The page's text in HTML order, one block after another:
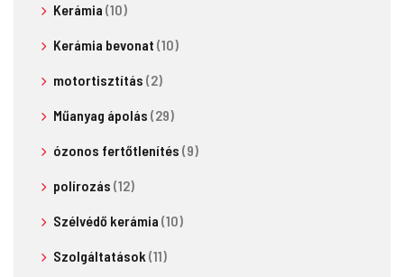
Kerámia (10)
Kerámia bevonat (10)
motortisztítás (2)
Műanyag ápolás (29)
ózonos fertőtlenítés (9)
polírozás (12)
Szélvédő kerámia (10)
Szolgáltatások (11)